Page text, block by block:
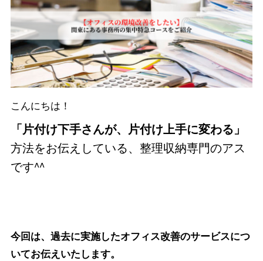
こんにちは！
「片付け下手さんが、片付け上手に変わる」
方法をお伝えしている、整理収納専門のアス
です^^
今回は、過去に実施したオフィス改善のサービスにつ
いてお伝えいたします。